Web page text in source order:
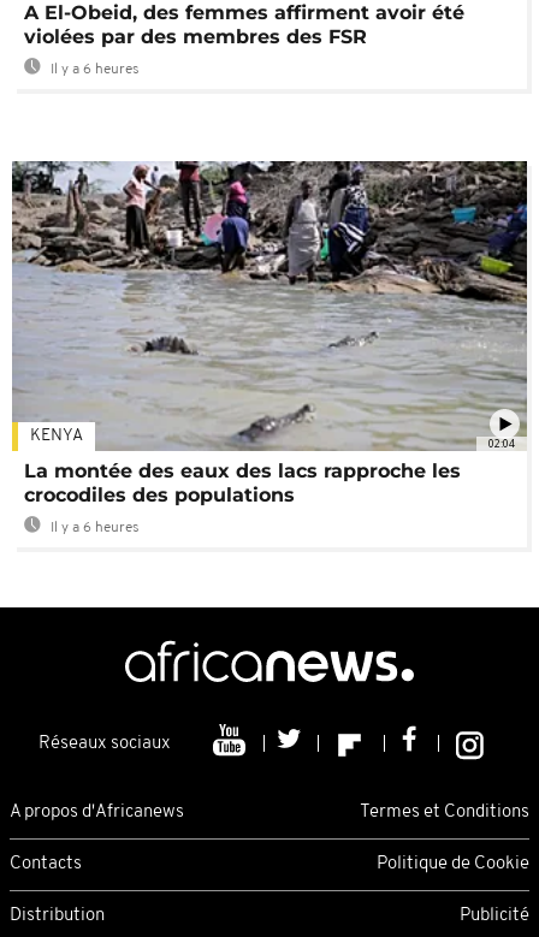
A El-Obeid, des femmes affirment avoir été
violées par des membres des FSR
Il y a 6 heures
02:04
KENYA
La montée des eaux des lacs rapproche les
crocodiles des populations
Il y a 6 heures
Réseaux sociaux
A propos d'Africanews Termes et Conditions
Contacts Politique de Cookie
Distribution Publicité